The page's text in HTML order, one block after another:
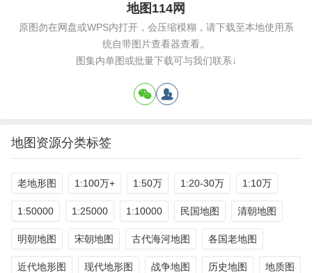
地图114网
原图勿在网盘或WPS内打开，会压缩模糊，请下载至本地使用系
统自带图片查看器查看。
图集内单图或批量下载可与我们联系↓
地图资源分类标签
老地形图 1:100万+ 1:50万 1:20-30万 1:10万
1:50000 1:25000 1:10000 民国地图 清朝地图
明朝地图 宋朝地图 古代海河地图 各国老地图
近代地形图 现代地形图 战争地图 历史地图 地质图